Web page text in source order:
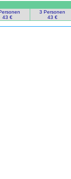
43 €
3 Personen
43 €